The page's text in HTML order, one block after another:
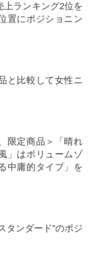
上ランキング2位を
置にポジショニン
と比較して女性ニ
限定商品＞「晴れ
」はボリュームゾ
中庸的タイプ」を
タンダード”のポジ